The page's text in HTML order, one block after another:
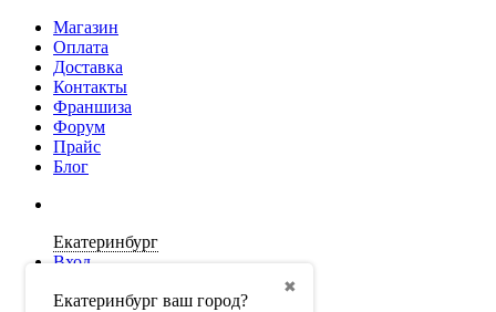
Магазин
Оплата
Доставка
Контакты
Франшиза
Форум
Прайс
Блог
Екатеринбург
✖
Екатеринбург ваш город?
Вход
Регистрация